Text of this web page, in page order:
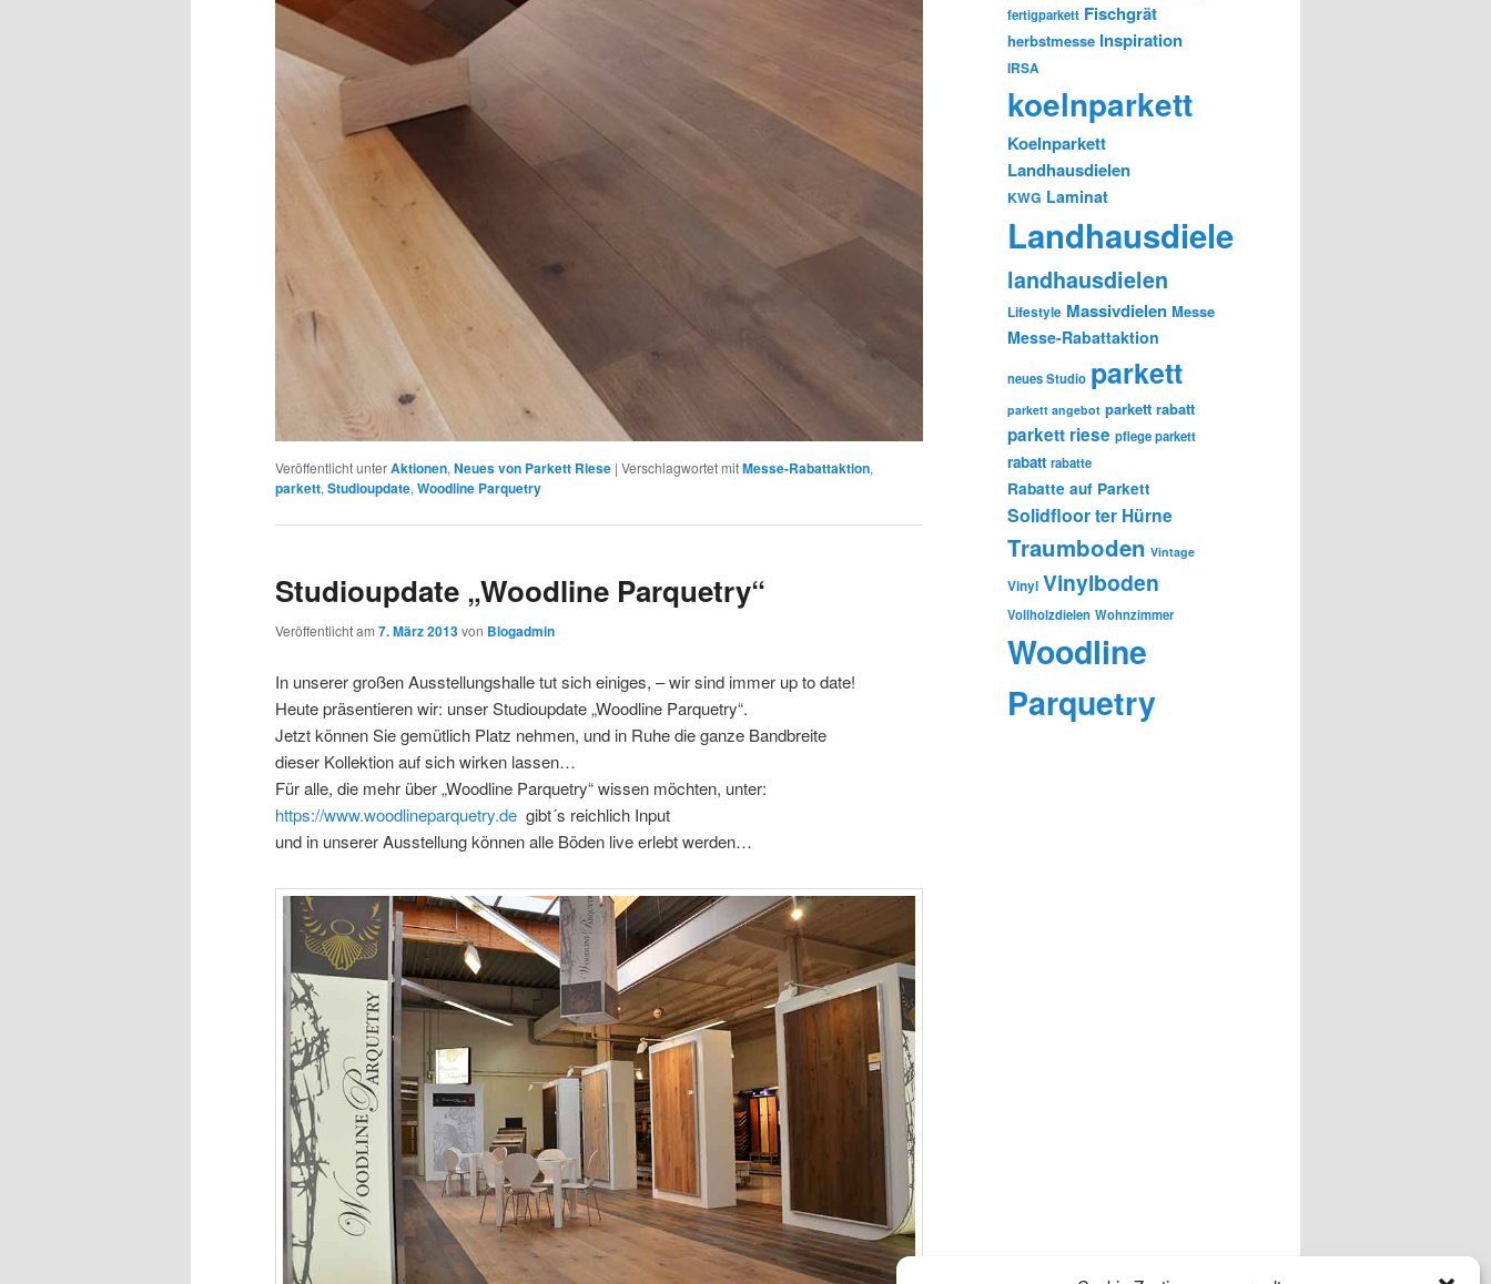
Veröffentlicht unterAktionen, Neues von Parkett Riese | Verschlagwortet mitMesse-Rabattaktion,
parkett, Studioupdate, Woodline Parquetry
Studioupdate „Woodline Parquetry“
Veröffentlicht am 7. März 2013von Blogadmin
In unserer großen Ausstellungshalle tut sich einiges, – wir sind immer up to date!
Heute präsentieren wir: unser Studioupdate „Woodline Parquetry“.
Jetzt können Sie gemütlich Platz nehmen, und in Ruhe die ganze Bandbreite
dieser Kollektion auf sich wirken lassen…
Für alle, die mehr über „Woodline Parquetry“ wissen möchten, unter:
https://www.woodlineparquetry.de gibt´s reichlich Input
und in unserer Ausstellung können alle Böden live erlebt werden…
fertigparkett Fischgrät
herbstmesse Inspiration
IRSA
koelnparkett
Koelnparkett
Landhausdielen
KWG Laminat
Landhausdiele
landhausdielen
Lifestyle Massivdielen Messe
Messe-Rabattaktion
neues Studio parkett
parkett angebot parkett rabatt
parkett riese pflege parkett
rabatt rabatte
Rabatte auf Parkett
Solidfloorter Hürne
Traumboden Vintage
Vinyl Vinylboden
Vollholzdielen Wohnzimmer
Woodline
Parquetry